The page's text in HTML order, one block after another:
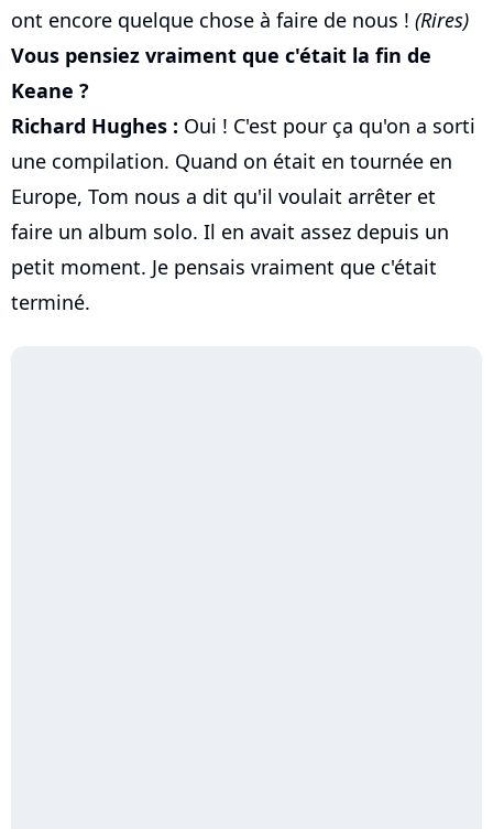
ont encore quelque chose à faire de nous ! (Rires)
Vous pensiez vraiment que c'était la fin de
Keane ?
Richard Hughes : Oui ! C'est pour ça qu'on a sorti
une compilation. Quand on était en tournée en
Europe, Tom nous a dit qu'il voulait arrêter et
faire un album solo. Il en avait assez depuis un
petit moment. Je pensais vraiment que c'était
terminé.